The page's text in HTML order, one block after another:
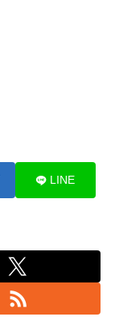
LINE